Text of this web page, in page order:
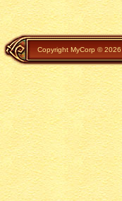
Copyright MyCorp © 2026